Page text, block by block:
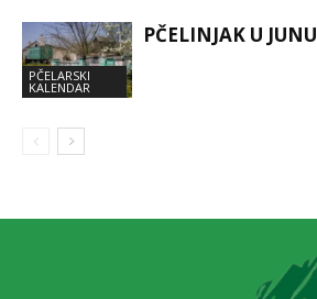
PČELARSKI
KALENDAR
PČELINJAK U JUNU